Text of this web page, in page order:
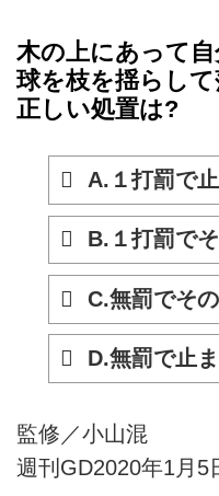
木の上にあって
球を枝を揺らして
正しい処置は?
A.１打罰で
B.１打罰で
C.無罰でそ
D.無罰で止
監修／小山混
週刊GD2020年1月5